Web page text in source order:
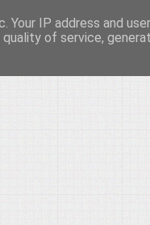
έκταση...
IP address and
of service,